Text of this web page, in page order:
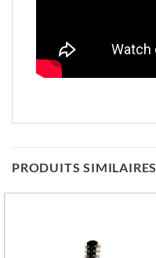
PRODUITS SIMILAIRES